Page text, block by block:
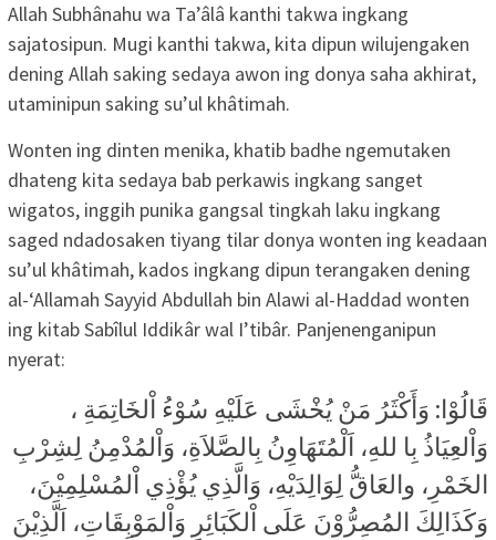
Allah Subhânahu wa Ta’âlâ kanthi takwa ingkang
sajatosipun. Mugi kanthi takwa, kita dipun wilujengaken
dening Allah saking sedaya awon ing donya saha akhirat,
utaminipun saking su’ul khâtimah.
Wonten ing dinten menika, khatib badhe ngemutaken
dhateng kita sedaya bab perkawis ingkang sanget
wigatos, inggih punika gangsal tingkah laku ingkang
saged ndadosaken tiyang tilar donya wonten ing keadaan
su’ul khâtimah, kados ingkang dipun terangaken dening
al-‘Allamah Sayyid Abdullah bin Alawi al-Haddad wonten
ing kitab Sabîlul Iddikâr wal I’tibâr. Panjenenganipun
nyerat:
قَالُوْا: وَأَكْثَرُ مَنْ يُخْشَى عَلَيْهِ سُوْءُ اْلخَاتِمَةِ ،
وَاْلعِيَاذُ بِا للهِ، اَلْمُتَهَاوِنُ بِالصَّلاَةِ، وَاْلمُدْمِنُ لِشِرْبِ
الخَمْرِ، والعَاقُّ لِوَالِدَيْهِ، وَالَّذِي يُؤْذِي اْلمُسْلِمِيْنَ،
وَكَذَالِكَ المُصِرُّوْنَ عَلَى اْلكَبَائِرِ وَاْلمَوْبِقَاتِ، اَلَّذِيْنَ